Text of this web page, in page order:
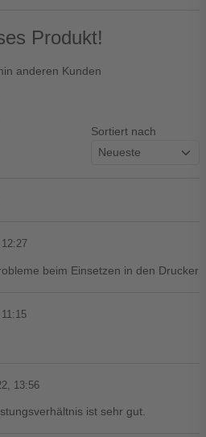
Produkt!
anderen Kunden
Sortiert nach
beim Einsetzen in den Drucker
13:56
ist sehr gut.